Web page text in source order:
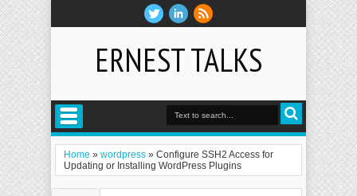
ERNEST TALKS
Home » wordpress » Configure SSH2 Access for
Updating or Installing WordPress Plugins